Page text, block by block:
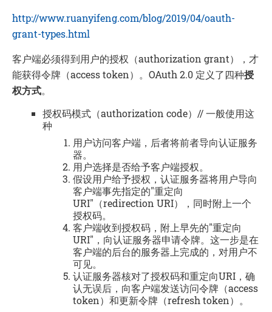
http://www.ruanyifeng.com/blog/2019/04/oauth-
grant-types.html
客户端必须得到用户的授权（authorization grant），才
能获得令牌（access token）。OAuth 2.0 定义了四种授
权方式。
授权码模式（authorization code）// 一般使用这
种
用户访问客户端，后者将前者导向认证服务
器。
用户选择是否给予客户端授权。
假设用户给予授权，认证服务器将用户导向
客户端事先指定的"重定向
URI"（redirection URI），同时附上一个
授权码。
客户端收到授权码，附上早先的"重定向
URI"，向认证服务器申请令牌。这一步是在
客户端的后台的服务器上完成的，对用户不
可见。
认证服务器核对了授权码和重定向URI，确
认无误后，向客户端发送访问令牌（access
token）和更新令牌（refresh token）。